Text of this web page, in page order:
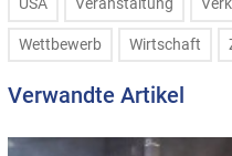
USA Veranstaltung
Wettbewerb Wirtschaft
Verwandte Artikel